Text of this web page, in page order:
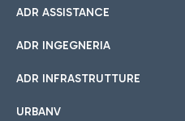
ADR ASSISTANCE
ADR INGEGNERIA
ADR INFRASTRUTTURE
URBANV